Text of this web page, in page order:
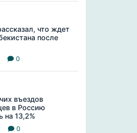
что ждет
после
0
въездов
в Россию
на 13,2%
0